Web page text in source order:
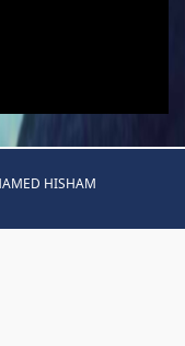
HISHAM